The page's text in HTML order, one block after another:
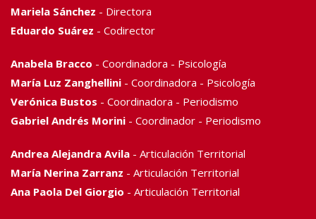
Mariela Sánchez - Directora
Eduardo Suárez - Codirector
Anabela Bracco - Coordinadora - Psicología
María Luz Zanghellini - Coordinadora - Psicología
Verónica Bustos - Coordinadora - Periodismo
Gabriel Andrés Morini - Coordinador - Periodismo
Andrea Alejandra Avila - Articulación Territorial
María Nerina Zarranz - Articulación Territorial
Ana Paola Del Giorgio - Articulación Territorial